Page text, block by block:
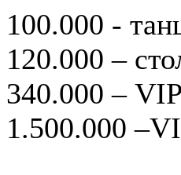
100.000 -
120.000 –
340.000 –
1.500.000